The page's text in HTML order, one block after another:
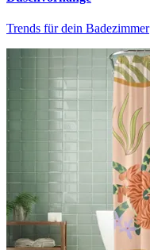
Trends für dein Badezimmer